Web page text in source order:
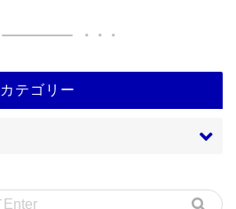
カテゴリー